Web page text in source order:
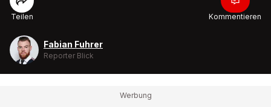
Teilen Kommentieren
Fabian Fuhrer
Reporter Blick